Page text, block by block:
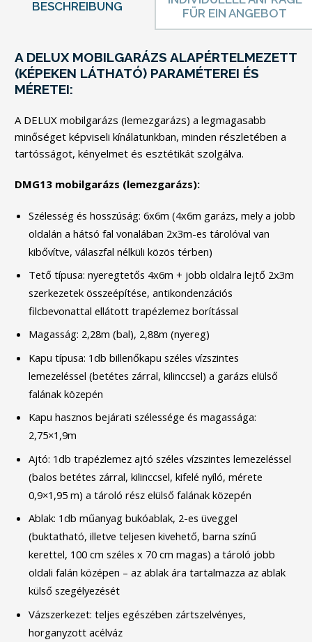
BESCHREIBUNG
FÜR EIN ANGEBOT
A DELUX MOBILGARÁZS ALAPÉRTELMEZETT
(KÉPEKEN LÁTHATÓ) PARAMÉTEREI ÉS
MÉRETEI:
A DELUX mobilgarázs (lemezgarázs) a legmagasabb
minőséget képviseli kínálatunkban, minden részletében a
tartósságot, kényelmet és esztétikát szolgálva.
DMG13 mobilgarázs (lemezgarázs):
Szélesség és hosszúság: 6x6m (4x6m garázs, mely a jobb
oldalán a hátsó fal vonalában 2x3m-es tárolóval van
kibővítve, válaszfal nélküli közös térben)
Tető típusa: nyeregtetős 4x6m + jobb oldalra lejtő 2x3m
szerkezetek összeépítése, antikondenzációs
filcbevonattal ellátott trapézlemez borítással
Magasság: 2,28m (bal), 2,88m (nyereg)
Kapu típusa: 1db billenőkapu széles vízszintes
lemezeléssel (betétes zárral, kilinccsel) a garázs elülső
falának közepén
Kapu hasznos bejárati szélessége és magassága:
2,75×1,9m
Ajtó: 1db trapézlemez ajtó széles vízszintes lemezeléssel
(balos betétes zárral, kilinccsel, kifelé nyíló, mérete
0,9×1,95 m) a tároló rész elülső falának közepén
Ablak: 1db műanyag bukóablak, 2-es üveggel
(buktatható, illetve teljesen kivehető, barna színű
kerettel, 100 cm széles x 70 cm magas) a tároló jobb
oldali falán középen – az ablak ára tartalmazza az ablak
külső szegélyezését
Vázszerkezet: teljes egészében zártszelvényes,
horganyzott acélváz